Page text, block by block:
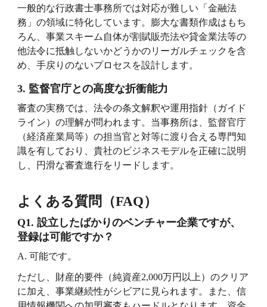
一般的な行政書士事務所では対応が難しい「金融法
務」の領域に特化しています。膨大な書類作成はもち
ろん、事業スキーム自体が割賦販売法や貸金業法等の
他法令に抵触しないかどうかのリーガルチェックを含
め、手戻りのないプロセスを設計します。
3. 監督官庁との高度な折衝能力
審査の実務では、法令の条文解釈や運用指針（ガイド
ライン）の理解が問われます。当事務所は、監督官庁
（経済産業局等）の担当官と対等に渡り合える専門知
識を有しており、貴社のビジネスモデルを正確に説明
し、円滑な審査進行をリードします。
よくある質問（FAQ）
Q1.設立したばかりのベンチャー企業ですが、
登録は可能ですか？
A.可能です。
ただし、財産的要件（純資産2,000万円以上）のクリア
に加え、事業継続性がシビアに見られます。また、信